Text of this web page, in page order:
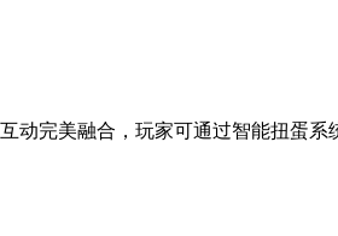
完美融合，玩家可通过智能扭蛋系